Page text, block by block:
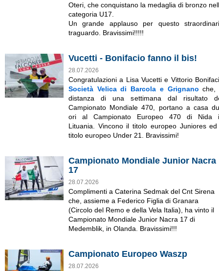
Oteri, che conquistano la medaglia di bronzo
categoria U17.
Un grande applauso per questo
traguardo. Bravissimi!!!!!
Vucetti - Bonifacio fanno il bis!
28.07.2026
Congratulazioni a Lisa Vucetti e Vittorio
Società Velica di Barcola e Grignano che,
distanza di una settimana dal risultato
Campionato Mondiale 470, portano a casa
ori al Campionato Europeo 470 di Nida
Lituania. Vincono il titolo europeo Juniores
titolo europeo Under 21. Bravissimi!
Campionato Mondiale Junior Nacra
17
28.07.2026
Complimenti a Caterina Sedmak del Cnt Sirena
che, assieme a Federico Figlia di Granara
(Circolo del Remo e della Vela Italia) , ha vinto il
Campionato Mondiale Junior Nacra 17 di
Medemblik, in Olanda. Bravissimi!!!
Campionato Europeo Waszp
28.07.2026